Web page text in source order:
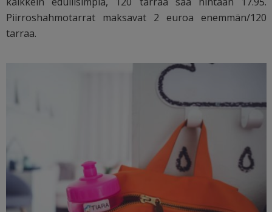
Piirroshahmotarrat maksavat 2 euroa enemmän/120
tarraa.